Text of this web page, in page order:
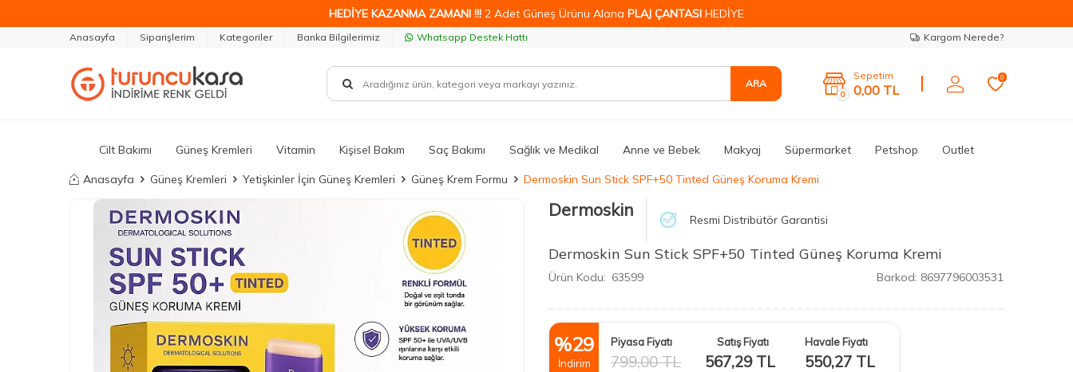
HEDİYE KAZANMA ZAMANI !!! 2 Adet Güneş Ürünü Alana PLAJ ÇANTASI HEDİYE
Anasayfa Siparişlerim Kategoriler Banka Bilgilerimiz Whatsapp Destek Hattı Kargom Nerede?
ARA
0
Sepetim
0,00 TL
0
Cilt Bakımı Güneş Kremleri Vitamin Kişisel Bakım Saç Bakımı Sağlık ve Medikal Anne ve Bebek Makyaj Süpermarket Petshop Outlet
Anasayfa Güneş Kremleri Yetişkinler İçin Güneş Kremleri Güneş Krem Formu Dermoskin Sun Stick SPF+50 Tinted Güneş Koruma Kremi
Dermoskin Resmi Distribütör Garantisi
Dermoskin Sun Stick SPF+50 Tinted Güneş Koruma Kremi
Ürün Kodu: 63599 Barkod: 8697796003531
%29
İndirim
Piyasa Fiyatı
799,00TL
Satış Fiyatı
567,29TL
Havale Fiyatı
550,27 TL